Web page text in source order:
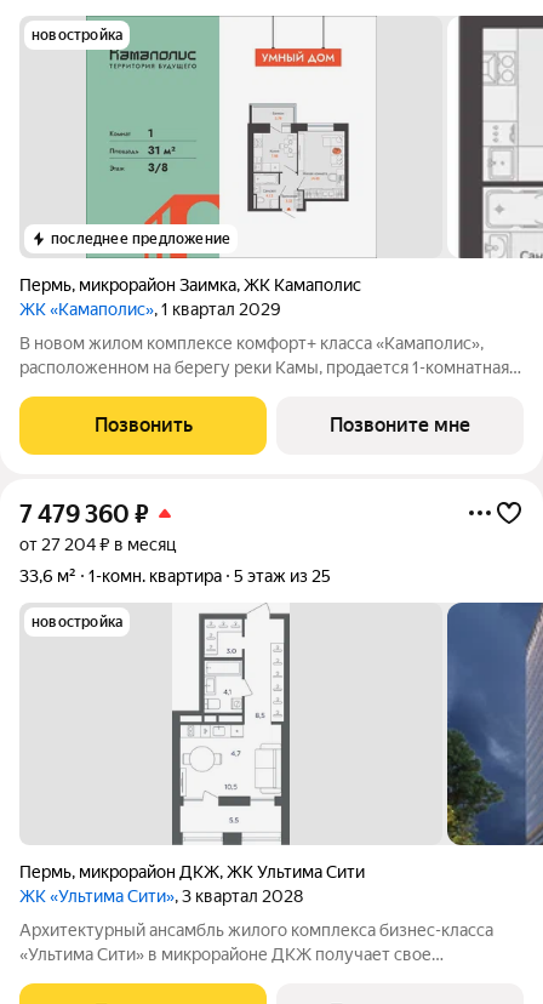
новостройка
последнее предложение
Пермь, микрорайон Заимка,ЖК Камаполис
ЖК «Камаполис», 1 квартал 2029
В новом жилом комплексе комфорт+ класса «Камаполис»,
расположенном на берегу реки Камы, продается 1-комнатная
этап) доме. Девелопер проекта «Железно». Транспортная
Позвонить Позвоните мне
7 479 360 ₽
от 27 204 ₽ в месяц
33,6 м²
1-комн. квартира 5 этаж из 25
новостройка
Пермь, микрорайон ДКЖ,ЖК Ультима Сити
ЖК «Ультима Сити», 3 квартал 2028
Архитектурный ансамбль жилого комплекса бизнес-класса
«Ультима Сити» в микрорайоне ДКЖ получает свое